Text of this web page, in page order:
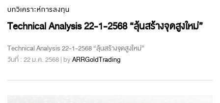
บทวิเคราะห์การลงทุน
Technical Analysis 22-1-2568 “ลุ้นสร้างจุดสูงใหม่”
Technical Analysis 22-1-2568 “ลุ้นสร้างจุดสูงใหม่”
วันที่ : 22 ม.ค. 2568 | byARRGoldTrading